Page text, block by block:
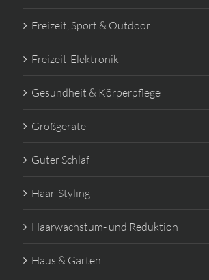
Freizeit, Sport & Outdoor
Freizeit-Elektronik
Gesundheit & Körperpflege
Großgeräte
Guter Schlaf
Haar-Styling
Haarwachstum- und Reduktion
Haus & Garten